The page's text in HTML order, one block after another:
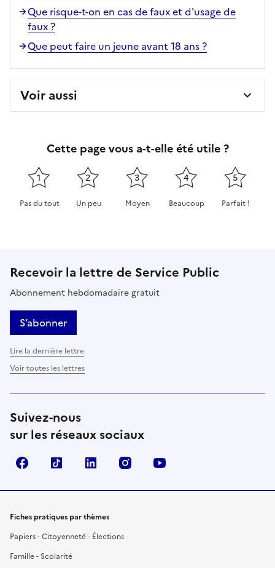
Que risque-t-on en cas de faux et d'usage de
faux ?
Que peut faire un jeune avant 18 ans ?
Voir aussi
Cette page vous a-t-elle été utile ?
1
Pas du tout
2
Un peu
3
Moyen
4
Beaucoup
5
Parfait !
Recevoir la lettre de Service Public
Abonnement hebdomadaire gratuit
S’abonner
Lire la dernière lettre
Voir toutes les lettres
Suivez-nous
sur les réseaux sociaux
FacebookTikTok LinkedIn Instagram
Fiches pratiques par thèmes
Papiers - Citoyenneté - Élections
Famille - Scolarité